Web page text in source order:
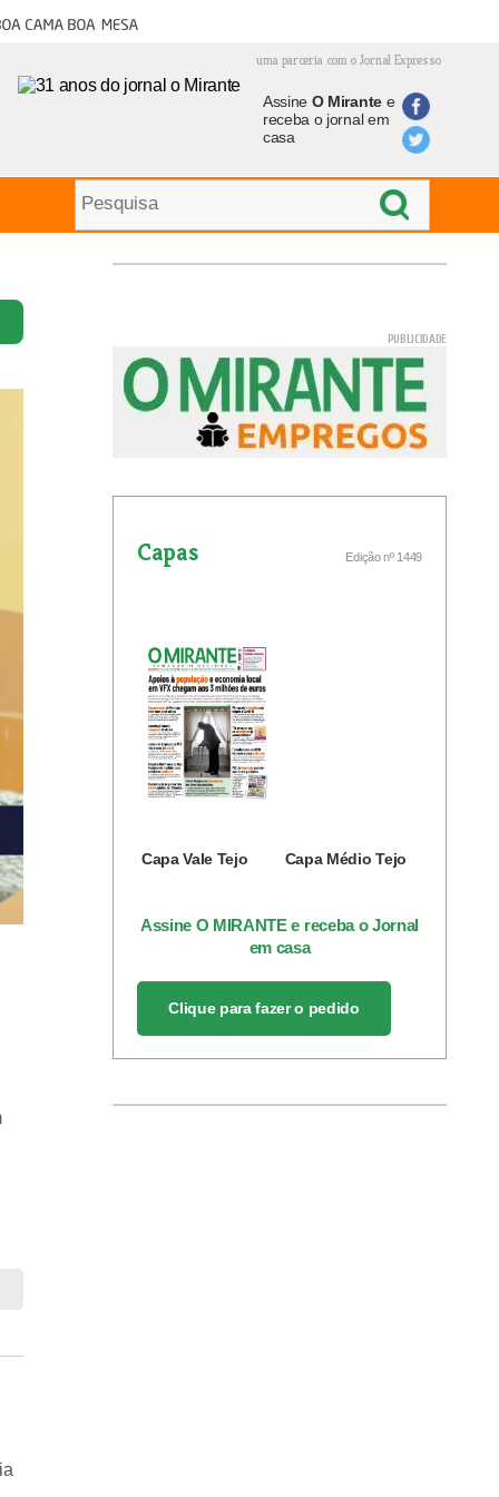
cama boa mesa
uma parceria com o Jornal Expresso
Assine O Mirantee
receba o jornal em
casa
Capas Edição nº 1449
Capa Vale Tejo Capa Médio Tejo
Assine O MIRANTE e receba o Jornal
em casa
Clique para fazer o pedido